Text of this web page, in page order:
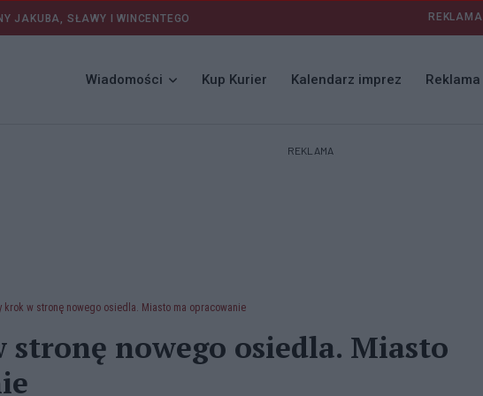
JAKUBA, SŁAWY I WINCENTEGO REKLAMA
Wiadomości Kup Kurier Kalendarz imprez Reklama
REKLAMA
krok w stronę nowego osiedla. Miasto ma opracowanie
nowego osiedla. Miasto